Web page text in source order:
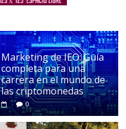
Marketing de IEO: Guía
completa para una
carrera en el mundo de
las criptomonedas
0